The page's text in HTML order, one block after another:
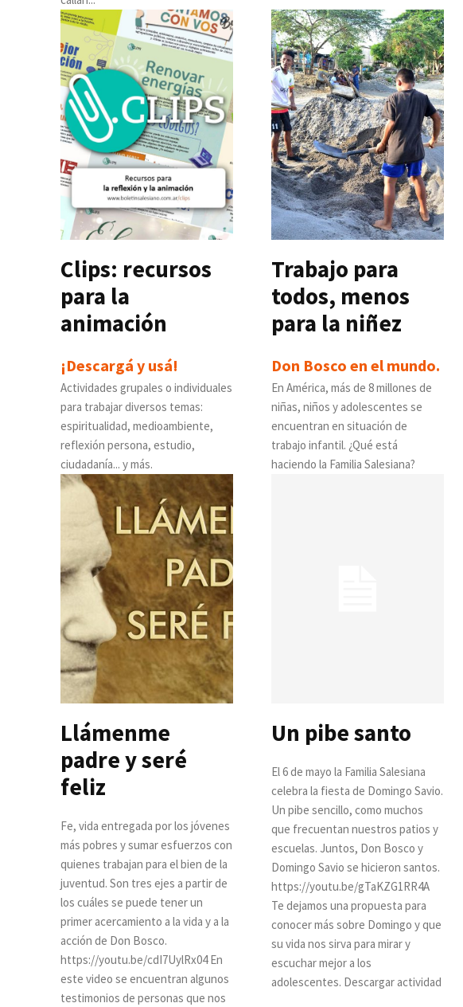
Clips: recursos
para la
animación
¡Descargá y usá!
Actividades grupales o individuales
para trabajar diversos temas:
espiritualidad, medioambiente,
reflexión persona, estudio,
ciudadanía... y más.
Trabajo para
todos, menos
para la niñez
Don Bosco en el mundo.
En América, más de 8 millones de
niñas, niños y adolescentes se
encuentran en situación de
trabajo infantil. ¿Qué está
haciendo la Familia Salesiana?
Llámenme
padre y seré
feliz
Fe, vida entregada por los jóvenes
más pobres y sumar esfuerzos con
quienes trabajan para el bien de la
juventud. Son tres ejes a partir de
los cuáles se puede tener un
primer acercamiento a la vida y a la
acción de Don Bosco.
https://youtu.be/cdI7UylRx04 En
este video se encuentran algunos
testimonios de personas que nos
Un pibe santo
El 6 de mayo la Familia Salesiana
celebra la fiesta de Domingo Savio.
Un pibe sencillo, como muchos
que frecuentan nuestros patios y
escuelas. Juntos, Don Bosco y
Domingo Savio se hicieron santos.
https://youtu.be/gTaKZG1RR4A
Te dejamos una propuesta para
conocer más sobre Domingo y que
su vida nos sirva para mirar y
escuchar mejor a los
adolescentes. Descargar actividad